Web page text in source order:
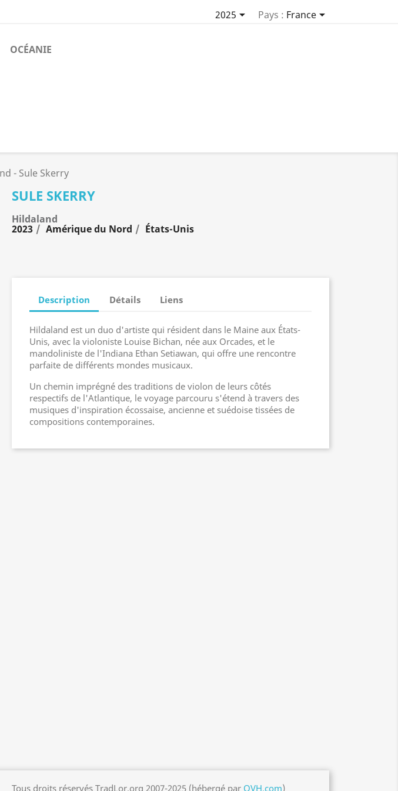
2025 Pays : France
OCÉANIE
- Sule Skerry
SULE SKERRY
Hildaland
2023 Amérique du Nord États-Unis
Description Détails Liens
Hildaland est un duo d'artiste qui résident dans le Maine aux États-
Unis, avec la violoniste Louise Bichan, née aux Orcades, et le
mandoliniste de l'Indiana Ethan Setiawan, qui offre une rencontre
parfaite de différents mondes musicaux.
Un chemin imprégné des traditions de violon de leurs côtés
respectifs de l'Atlantique, le voyage parcouru s'étend à travers des
musiques d'inspiration écossaise, ancienne et suédoise tissées de
compositions contemporaines.
Tous droits réservés TradLor.org 2007-2025 (hébergé par OVH.com)